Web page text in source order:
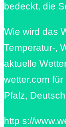
bedeckt, die
Wie wird das
Temperatur-,
aktuelle
wetter.com
Pfalz,
http s://